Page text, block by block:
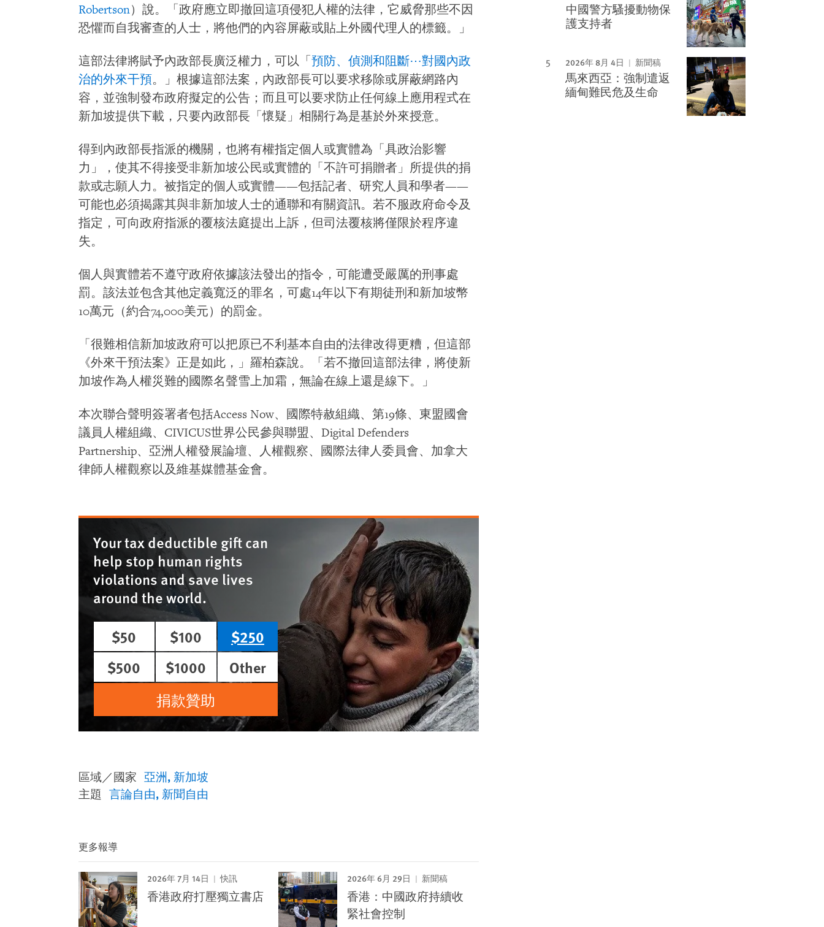
Robertson）說。「政府應立即撤回這項侵犯人權的法律，它威脅那些不因
恐懼而自我審查的人士，將他們的內容屏蔽或貼上外國代理人的標籤。」
這部法律將賦予內政部長廣泛權力，可以「 預防、偵測和阻斷⋯對國內政
治的外來干預。」根據這部法案，內政部長可以要求移除或屏蔽網路內
容，並強制發布政府擬定的公告；而且可以要求防止任何線上應用程式在
新加坡提供下載，只要內政部長「懷疑」相關行為是基於外來授意。
得到內政部長指派的機關，也將有權指定個人或實體為「具政治影響
力」，使其不得接受非新加坡公民或實體的「不許可捐贈者」所提供的捐
款或志願人力。被指定的個人或實體——包括記者、研究人員和學者——
可能也必須揭露其與非新加坡人士的通聯和有關資訊。若不服政府命令及
指定，可向政府指派的覆核法庭提出上訴，但司法覆核將僅限於程序違
失。
個人與實體若不遵守政府依據該法發出的指令，可能遭受嚴厲的刑事處
罰。該法並包含其他定義寬泛的罪名，可處14年以下有期徒刑和新加坡幣
10萬元（約合74,000美元）的罰金。
「很難相信新加坡政府可以把原已不利基本自由的法律改得更糟，但這部
《外來干預法案》正是如此，」羅柏森說。「若不撤回這部法律，將使新
加坡作為人權災難的國際名聲雪上加霜，無論在線上還是線下。」
本次聯合聲明簽署者包括Access Now、國際特赦組織、第19條、東盟國會
議員人權組織、CIVICUS世界公民參與聯盟、Digital Defenders
Partnership、亞洲人權發展論壇、人權觀察、國際法律人委員會、加拿大
律師人權觀察以及維基媒體基金會。
Your tax deductible gift can
help stop human rights
violations and save lives
around the world.
$50
$100
$250
$500
$1000
Other
捐款贊助
區域／國家 亞洲 新加坡
主題 言論自由 新聞自由
更多報導
2026年 7月 14日 快訊
香港政府打壓獨立書店
2026年 6月 29日 新聞稿
香港：中國政府持續收
緊社會控制
中國警方騷擾動物保
護支持者
2026年 8月 4日 新聞稿
馬來西亞：強制遣返
緬甸難民危及生命